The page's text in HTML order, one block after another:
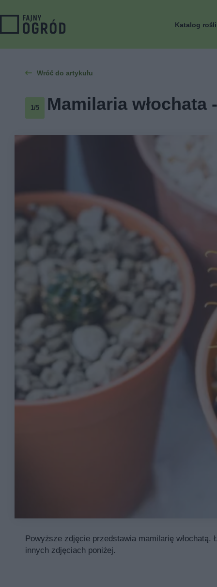
Katalog
Wróć do artykułu
1/5 Mamilaria włochata
Powyższe zdjęcie przedstawia mamilarię
innych zdjęciach poniżej.